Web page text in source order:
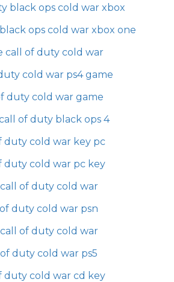
black ops cold war xbox
ops cold war xbox one
call of duty cold war
cold war ps4 game
duty cold war game
of duty black ops 4
duty cold war key pc
duty cold war pc key
of duty cold war
duty cold war psn
of duty cold war
duty cold war ps5
duty cold war cd key